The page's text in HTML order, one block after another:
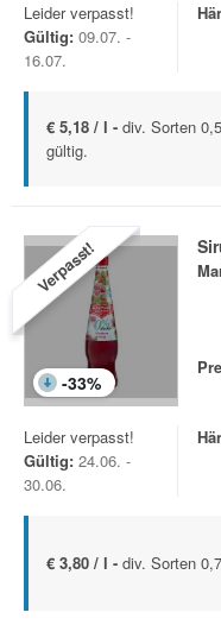
Leider verpasst!
Gültig: 09.07. -
16.07.
€ 5,18 / l - div. Sorten
gültig.
Verpasst!
-33%
Leider verpasst!
Gültig: 24.06. -
30.06.
€ 3,80 / l - div. Sorten